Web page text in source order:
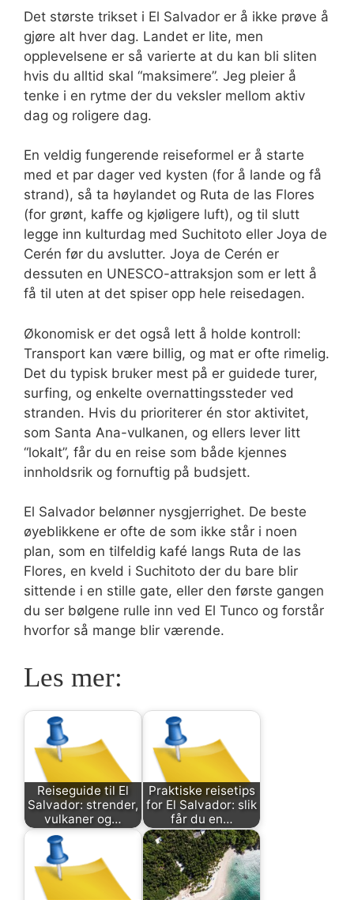
Det største trikset i El Salvador er å ikke prøve å
gjøre alt hver dag. Landet er lite, men
opplevelsene er så varierte at du kan bli sliten
hvis du alltid skal “maksimere”. Jeg pleier å
tenke i en rytme der du veksler mellom aktiv
dag og roligere dag.
En veldig fungerende reiseformel er å starte
med et par dager ved kysten (for å lande og få
strand), så ta høylandet og Ruta de las Flores
(for grønt, kaffe og kjøligere luft), og til slutt
legge inn kulturdag med Suchitoto eller Joya de
Cerén før du avslutter. Joya de Cerén er
dessuten en UNESCO-attraksjon som er lett å
få til uten at det spiser opp hele reisedagen.
Økonomisk er det også lett å holde kontroll:
Transport kan være billig, og mat er ofte rimelig.
Det du typisk bruker mest på er guidede turer,
surfing, og enkelte overnattingssteder ved
stranden. Hvis du prioriterer én stor aktivitet,
som Santa Ana-vulkanen, og ellers lever litt
“lokalt”, får du en reise som både kjennes
innholdsrik og fornuftig på budsjett.
El Salvador belønner nysgjerrighet. De beste
øyeblikkene er ofte de som ikke står i noen
plan, som en tilfeldig kafé langs Ruta de las
Flores, en kveld i Suchitoto der du bare blir
sittende i en stille gate, eller den første gangen
du ser bølgene rulle inn ved El Tunco og forstår
hvorfor så mange blir værende.
Les mer:
Reiseguide til El
Salvador: strender,
vulkaner og…
Praktiske reisetips
for El Salvador: slik
får du en…